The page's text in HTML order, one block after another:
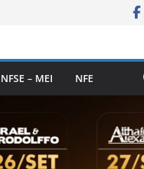
NFSE – MEI NFE